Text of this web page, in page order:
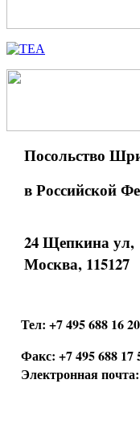
Посольство
в Российской
24 Щепкина ул,
Москва, 115127
Тел: +7 495 688 16
Факс: +7 495 688 17
Электронная почта: